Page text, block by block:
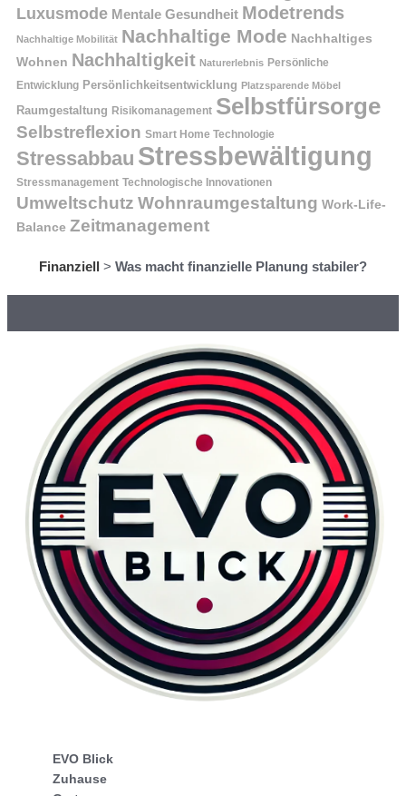
Luxusmode Mentale Gesundheit Modetrends
Nachhaltige Mobilität Nachhaltige Mode Nachhaltiges
Wohnen Nachhaltigkeit Naturerlebnis Persönliche
Entwicklung Persönlichkeitsentwicklung Platzsparende Möbel
Raumgestaltung Risikomanagement Selbstfürsorge
Selbstreflexion Smart Home Technologie
Stressabbau Stressbewältigung
Stressmanagement Technologische Innovationen
Umweltschutz Wohnraumgestaltung Work-Life-
Balance Zeitmanagement
Finanziell > Was macht finanzielle Planung stabiler?
EVO Blick
Zuhause